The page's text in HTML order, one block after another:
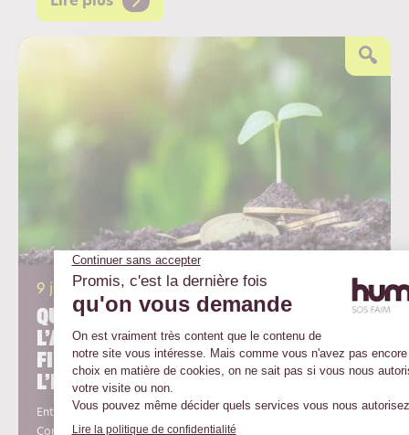
9 juillet 2026
Quand la Belgique met
l’agroécologie à l’agenda du
financement mondial pour
l’environnement
Entretien avec Corentin Genin, point focal belge pour la
Convention des Nations unies sur la Désertification et pour le